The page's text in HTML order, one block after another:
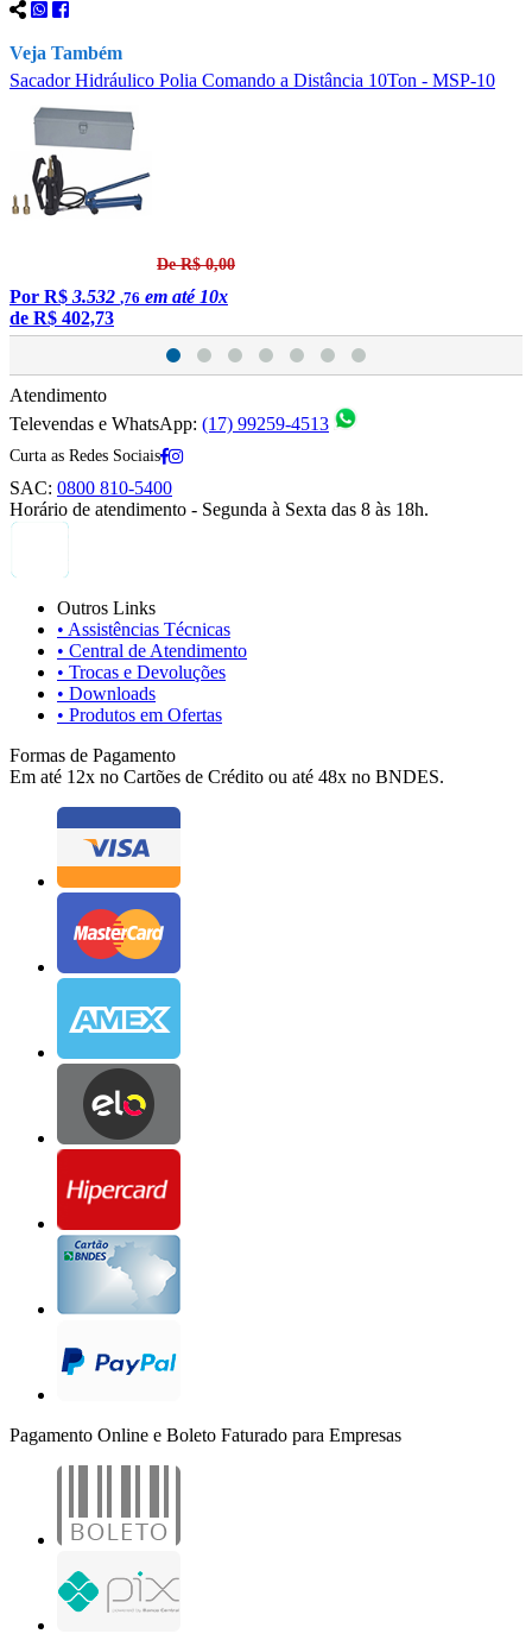
Veja Também
Sacador Hidráulico Polia Comando a Distância 10Ton - MSP-10
De R$ 0,00
Por R$ 3.532 ,76 em até 10x
de R$ 402,73
Atendimento
Televendas e WhatsApp: (17) 99259-4513
Curta as Redes Sociais
SAC: 0800 810-5400
Horário de atendimento - Segunda à Sexta das 8 às 18h.
Outros Links
• Assistências Técnicas
• Central de Atendimento
• Trocas e Devoluções
• Downloads
• Produtos em Ofertas
Formas de Pagamento
Em até 12x no Cartões de Crédito ou até 48x no BNDES.
Pagamento Online e Boleto Faturado para Empresas